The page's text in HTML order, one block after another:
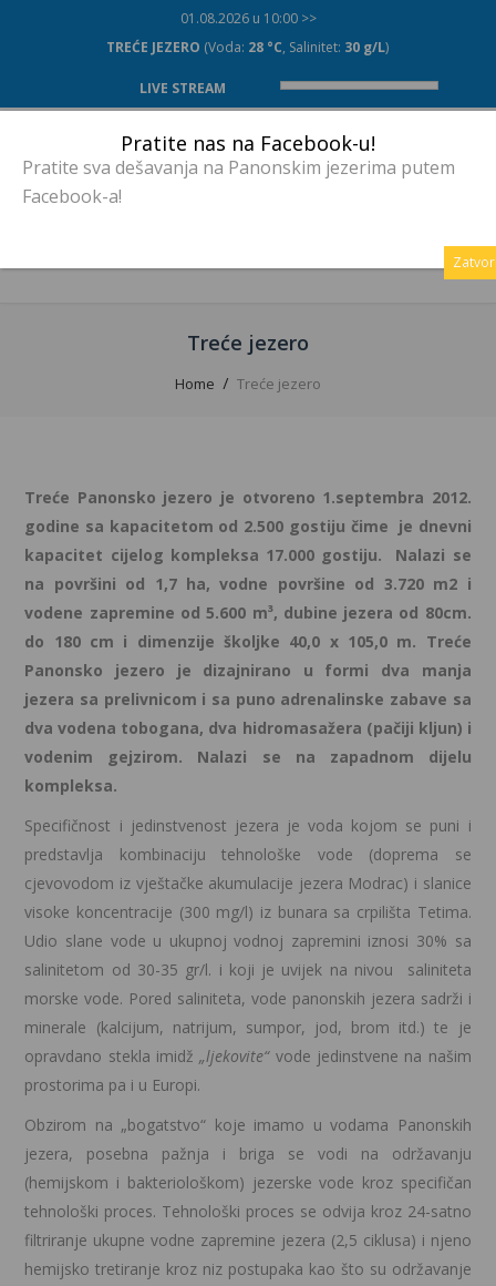
01.08.2026 u 10:00 >>
TREĆE JEZERO (Voda: 28 °C, Salinitet: 30 g/L)
LIVE STREAM
Treće jezero
Home Treće jezero
Treće Panonsko jezero je otvoreno 1.septembra 2012.
godine sa kapacitetom od 2.500 gostiju čime je dnevni
kapacitet cijelog kompleksa 17.000 gostiju. Nalazi se
na površini od 1,7 ha, vodne površine od 3.720 m2 i
vodene zapremine od 5.600 m³, dubine jezera od 80cm.
do 180 cm i dimenzije školjke 40,0 x 105,0 m. Treće
Panonsko jezero je dizajnirano u formi dva manja
jezera sa prelivnicom i sa puno adrenalinske zabave sa
dva vodena tobogana, dva hidromasažera (pačiji kljun) i
vodenim gejzirom. Nalazi se na zapadnom dijelu
kompleksa.
Specifičnost i jedinstvenost jezera je voda kojom se puni i
predstavlja kombinaciju tehnološke vode (doprema se
cjevovodom iz vještačke akumulacije jezera Modrac) i slanice
visoke koncentracije (300 mg/l) iz bunara sa crpilišta Tetima.
Udio slane vode u ukupnoj vodnoj zapremini iznosi 30% sa
salinitetom od 30-35 gr/l. i koji je uvijek na nivou saliniteta
morske vode. Pored saliniteta, vode panonskih jezera sadrži i
minerale (kalcijum, natrijum, sumpor, jod, brom itd.) te je
opravdano stekla imidž„ljekovite“vode jedinstvene na našim
prostorima pa i u Europi.
Obzirom na „bogatstvo“ koje imamo u vodama Panonskih
jezera, posebna pažnja i briga se vodi na održavanju
(hemijskom i bakteriološkom) jezerske vode kroz specifičan
tehnološki proces. Tehnološki proces se odvija kroz 24-satno
filtriranje ukupne vodne zapremine jezera (2,5 ciklusa) i njeno
hemijsko tretiranje kroz niz postupaka kao što su održavanje
Pratite nas na Facebook-u!
Pratite sva dešavanja na Panonskim jezerima putem
Facebook-a!